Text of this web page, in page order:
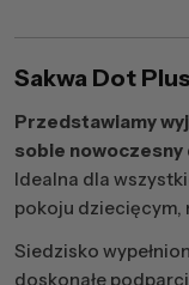
Sakwa Dot
Przedstawiamy
sobie
Idealna dla
pokoju dziecięcym,
Siedzisko
doskonałe